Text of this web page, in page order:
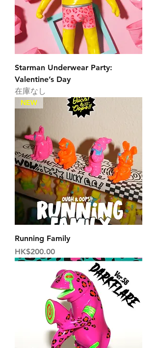
Starman Underwear Party:
Valentine’s Day
在庫なし
NEW
Running Family
価格
HK$200.00